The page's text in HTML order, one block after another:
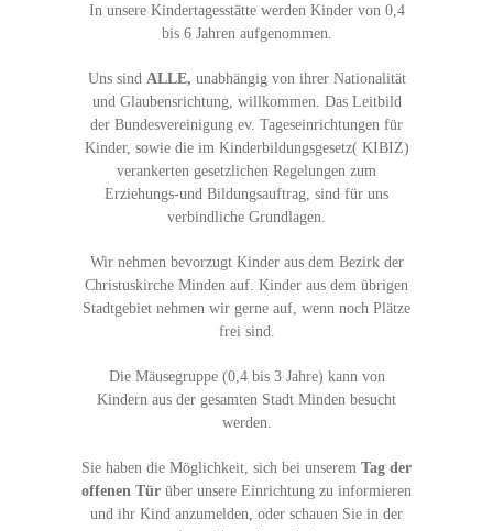
AKTUELLES
-- Speiseplan
KONTAKT
In unsere Kindertagesstätte werden Kinder von 0,4
bis 6 Jahren aufgenommen.
Uns sind ALLE, unabhängig von ihrer Nationalität
und Glaubensrichtung, willkommen. Das Leitbild
der Bundesvereinigung ev. Tageseinrichtungen für
Kinder, sowie die im Kinderbildungsgesetz( KIBIZ)
verankerten gesetzlichen Regelungen zum
Erziehungs-und Bildungsauftrag, sind für uns
verbindliche Grundlagen.
Wir nehmen bevorzugt Kinder aus dem Bezirk der
Christuskirche Minden auf. Kinder aus dem übrigen
Stadtgebiet nehmen wir gerne auf, wenn noch Plätze
frei sind.
Die Mäusegruppe (0,4 bis 3 Jahre) kann von
Kindern aus der gesamten Stadt Minden besucht
werden.
Sie haben die Möglichkeit, sich bei unserem Tag der
offenen Tür über unsere Einrichtung zu informieren
und ihr Kind anzumelden, oder schauen Sie in der